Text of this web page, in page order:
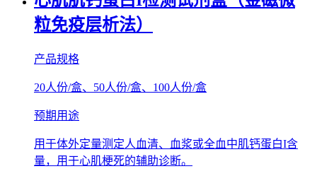
粒免疫层析法）
产品规格
20人份/盒、50人份/盒、100人份/盒
预期用途
用于体外定量测定人血清、血浆或全血中肌钙蛋白I含
量，用于心肌梗死的辅助诊断。